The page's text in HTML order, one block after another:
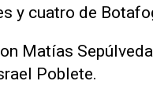
y cuatro de
Matías
Poblete.